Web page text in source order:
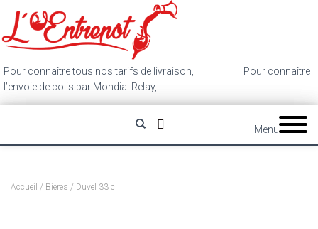
Pour connaître tous nos tarifs de livraison,
Pour connaître
l’envoie de colis par Mondial Relay,
Menu
Accueil / Bières / Duvel 33 cl